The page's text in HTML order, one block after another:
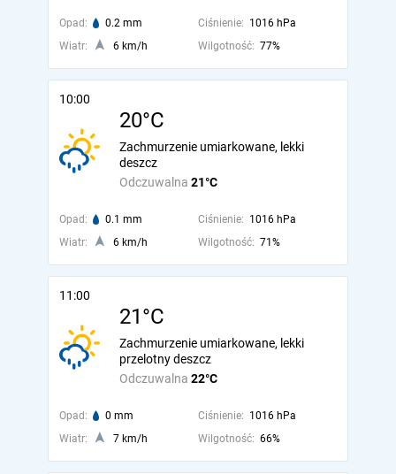
Opad: 0.2 mm Ciśnienie: 1016 hPa
Wiatr:
6 km/h Wilgotność: 77%
10:00
20°C
Odczuwalna 21°C
Zachmurzenie umiarkowane, lekki
deszcz
Opad: 0.1 mm Ciśnienie: 1016 hPa
Wiatr:
6 km/h Wilgotność: 71%
11:00
21°C
Odczuwalna 22°C
Zachmurzenie umiarkowane, lekki
przelotny deszcz
Opad: 0 mm Ciśnienie: 1016 hPa
Wiatr:
7 km/h Wilgotność: 66%